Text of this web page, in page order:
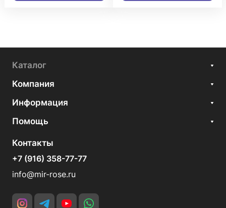
Каталог
Компания
Информация
Помощь
Контакты
+7 (916) 358-77-77
info@mir-rose.ru